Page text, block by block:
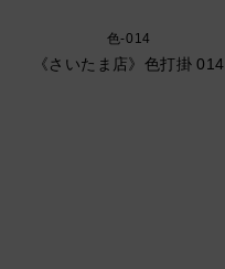
色-014
《さいたま店》色打掛 014